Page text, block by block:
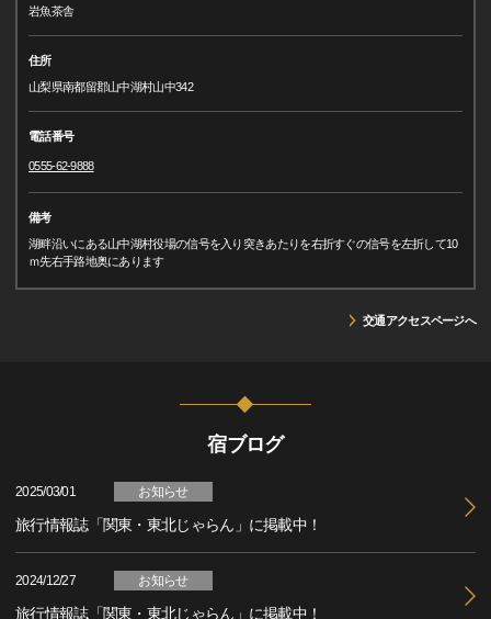
岩魚茶舎
住所
山梨県南都留郡山中湖村山中342
電話番号
0555-62-9888
備考
湖畔沿いにある山中湖村役場の信号を入り突きあたりを右折すぐの信号を左折して10
ｍ先右手路地奥にあります
交通アクセスページへ
宿ブログ
2025/03/01 お知らせ
旅行情報誌「関東・東北じゃらん」に掲載中！
2024/12/27 お知らせ
旅行情報誌「関東・東北じゃらん」に掲載中！